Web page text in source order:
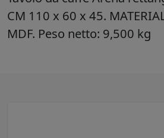
CM 110 x 60 x 45.
MDF. Peso netto: 9,500 kg